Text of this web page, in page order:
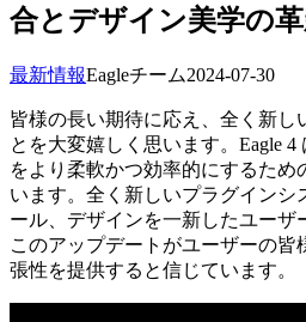
合とデザイン美学の
最新情報Eagleチーム2024-07-30
皆様の長い期待に応え、全く新し
とを大変嬉しく思います。Eagle
をより柔軟かつ効率的にするため
います。全く新しいプラグインシ
ール、デザインを一新したユーザ
このアップデートがユーザーの
張性を提供すると信じています。